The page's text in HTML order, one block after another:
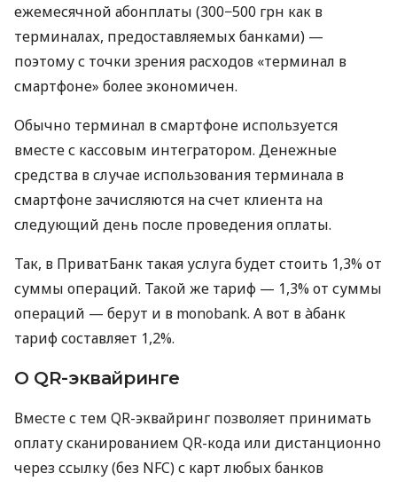
ежемесячной абонплаты (300−500 грн как в
терминалах, предоставляемых банками) —
поэтому с точки зрения расходов «терминал в
смартфоне» более экономичен.
Обычно терминал в смартфоне используется
вместе с кассовым интегратором. Денежные
средства в случае использования терминала в
смартфоне зачисляются на счет клиента на
следующий день после проведения оплаты.
Так, в ПриватБанк такая услуга будет стоить 1,3% от
суммы операций. Такой же тариф — 1,3% от суммы
операций — берут и в monobank. А вот в àбанк
тариф составляет 1,2%.
О QR-эквайринге
Вместе с тем QR-эквайринг позволяет принимать
оплату сканированием QR-кода или дистанционно
через ссылку (без NFC) с карт любых банков